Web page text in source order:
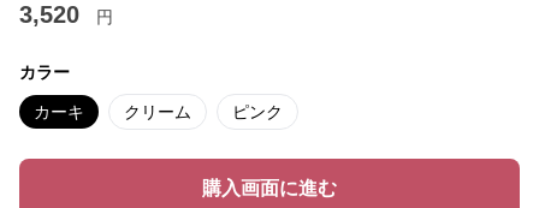
3,520 円
カラー
カーキ クリーム ピンク
購入画面に進む